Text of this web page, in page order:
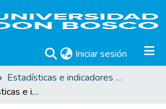
Iniciar sesión (current)
Estadísticas e indicadores UDB
Principales estadísticas e indicadores 2011 - 2015